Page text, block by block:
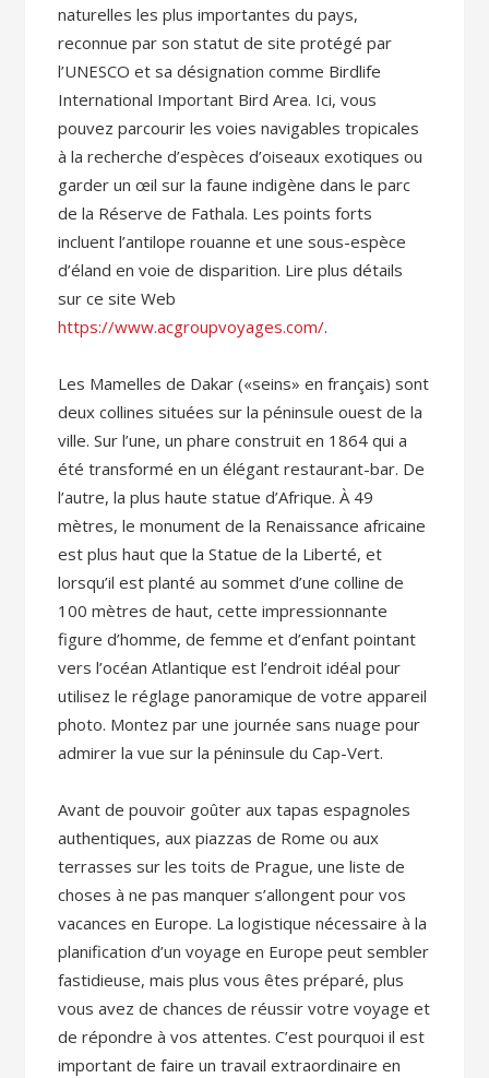
naturelles les plus importantes du pays,
reconnue par son statut de site protégé par
l’UNESCO et sa désignation comme Birdlife
International Important Bird Area. Ici, vous
pouvez parcourir les voies navigables tropicales
à la recherche d’espèces d’oiseaux exotiques ou
garder un œil sur la faune indigène dans le parc
de la Réserve de Fathala. Les points forts
incluent l’antilope rouanne et une sous-espèce
d’éland en voie de disparition. Lire plus détails
sur ce site Web
https://www.acgroupvoyages.com/.
Les Mamelles de Dakar («seins» en français) sont
deux collines situées sur la péninsule ouest de la
ville. Sur l’une, un phare construit en 1864 qui a
été transformé en un élégant restaurant-bar. De
l’autre, la plus haute statue d’Afrique. À 49
mètres, le monument de la Renaissance africaine
est plus haut que la Statue de la Liberté, et
lorsqu’il est planté au sommet d’une colline de
100 mètres de haut, cette impressionnante
figure d’homme, de femme et d’enfant pointant
vers l’océan Atlantique est l’endroit idéal pour
utilisez le réglage panoramique de votre appareil
photo. Montez par une journée sans nuage pour
admirer la vue sur la péninsule du Cap-Vert.
Avant de pouvoir goûter aux tapas espagnoles
authentiques, aux piazzas de Rome ou aux
terrasses sur les toits de Prague, une liste de
choses à ne pas manquer s’allongent pour vos
vacances en Europe. La logistique nécessaire à la
planification d’un voyage en Europe peut sembler
fastidieuse, mais plus vous êtes préparé, plus
vous avez de chances de réussir votre voyage et
de répondre à vos attentes. C’est pourquoi il est
important de faire un travail extraordinaire en